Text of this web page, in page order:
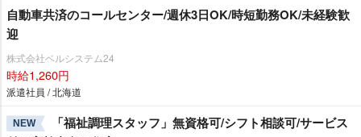
自動車共済のコールセンター/週休3日OK/時短勤務OK/未経験歓
迎
株式会社ベルシステム24
時給1,260円
派遣社員 / 北海道
NEW
「福祉調理スタッフ」無資格可/シフト相談可/サービス